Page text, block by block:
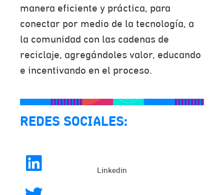
manera eficiente y práctica, para
conectar por medio de la tecnología, a
la comunidad con las cadenas de
reciclaje, agregándoles valor, educando
e incentivando en el proceso.
REDES SOCIALES:
Linkedin